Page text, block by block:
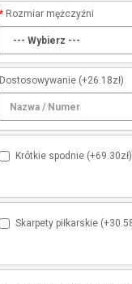
Rozmiar mężczyźni
Dostosowywanie (+26.18zł)
Krótkie spodnie (+69.30zł)
Skarpety piłkarskie